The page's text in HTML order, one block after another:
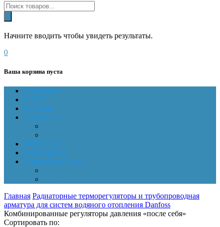
Начните вводить чтобы увидеть результаты.
0
Ваша корзина пуста
ГЛАВНАЯ
О НАС
Магазин
Документы
НОВОСТИ
КОНТАКТЫ
Личный кабинет
Главная Радиаторные терморегуляторы и трубопроводная
арматура для систем водяного отопления Danfoss
Комбинированные регуляторы давления «после себя»
Сортировать по: